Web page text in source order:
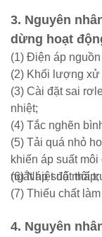
3. Nguyên
dừng hoạt
(1) Điện áp
(2) Khối lượng xử
(3) Cài đặt sai
nhiệt;
(4) Tắc nghẽn
(5) Tải quá nhỏ
khiến áp suất
ngắt áp suất thấp;
(6) Nhiệt độ môi
(7) Thiếu chất
4. Nguyên